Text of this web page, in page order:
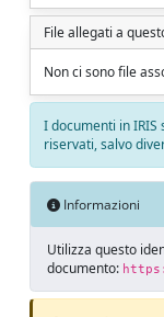
File allegati a
Non ci sono file
I documenti in
riservati, salvo
Informazioni
Utilizza questo
documento: